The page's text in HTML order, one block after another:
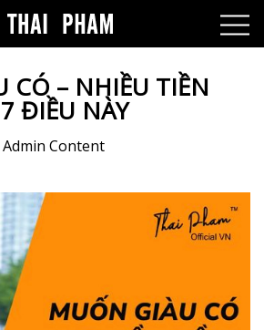
CÓ – NHIỀU TIỀN
ĐIỀU NÀY
Admin Content